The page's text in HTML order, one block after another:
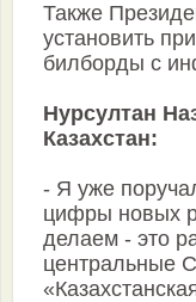
Также
установить
билборды с
Нурсултан
Казахстан:
- Я уже
цифры новых
делаем - это
центральные